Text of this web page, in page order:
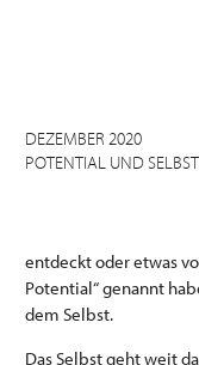
DEZEMBER 2020
POTENTIAL UND SELBST
entdeckt oder etwas
Potential“ genannt
dem Selbst.
Das Selbst geht weit